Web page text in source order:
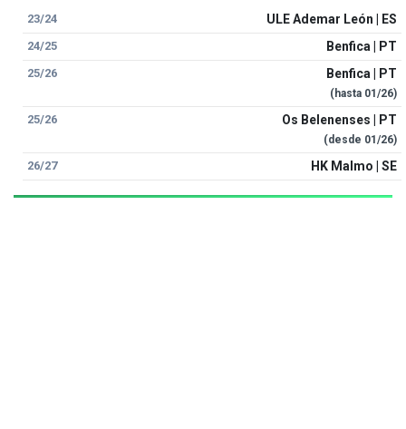
23/24 ULE Ademar León | ES
24/25 Benfica | PT
25/26 Benfica | PT
(hasta 01/26)
25/26 Os Belenenses | PT
(desde 01/26)
26/27 HK Malmo | SE